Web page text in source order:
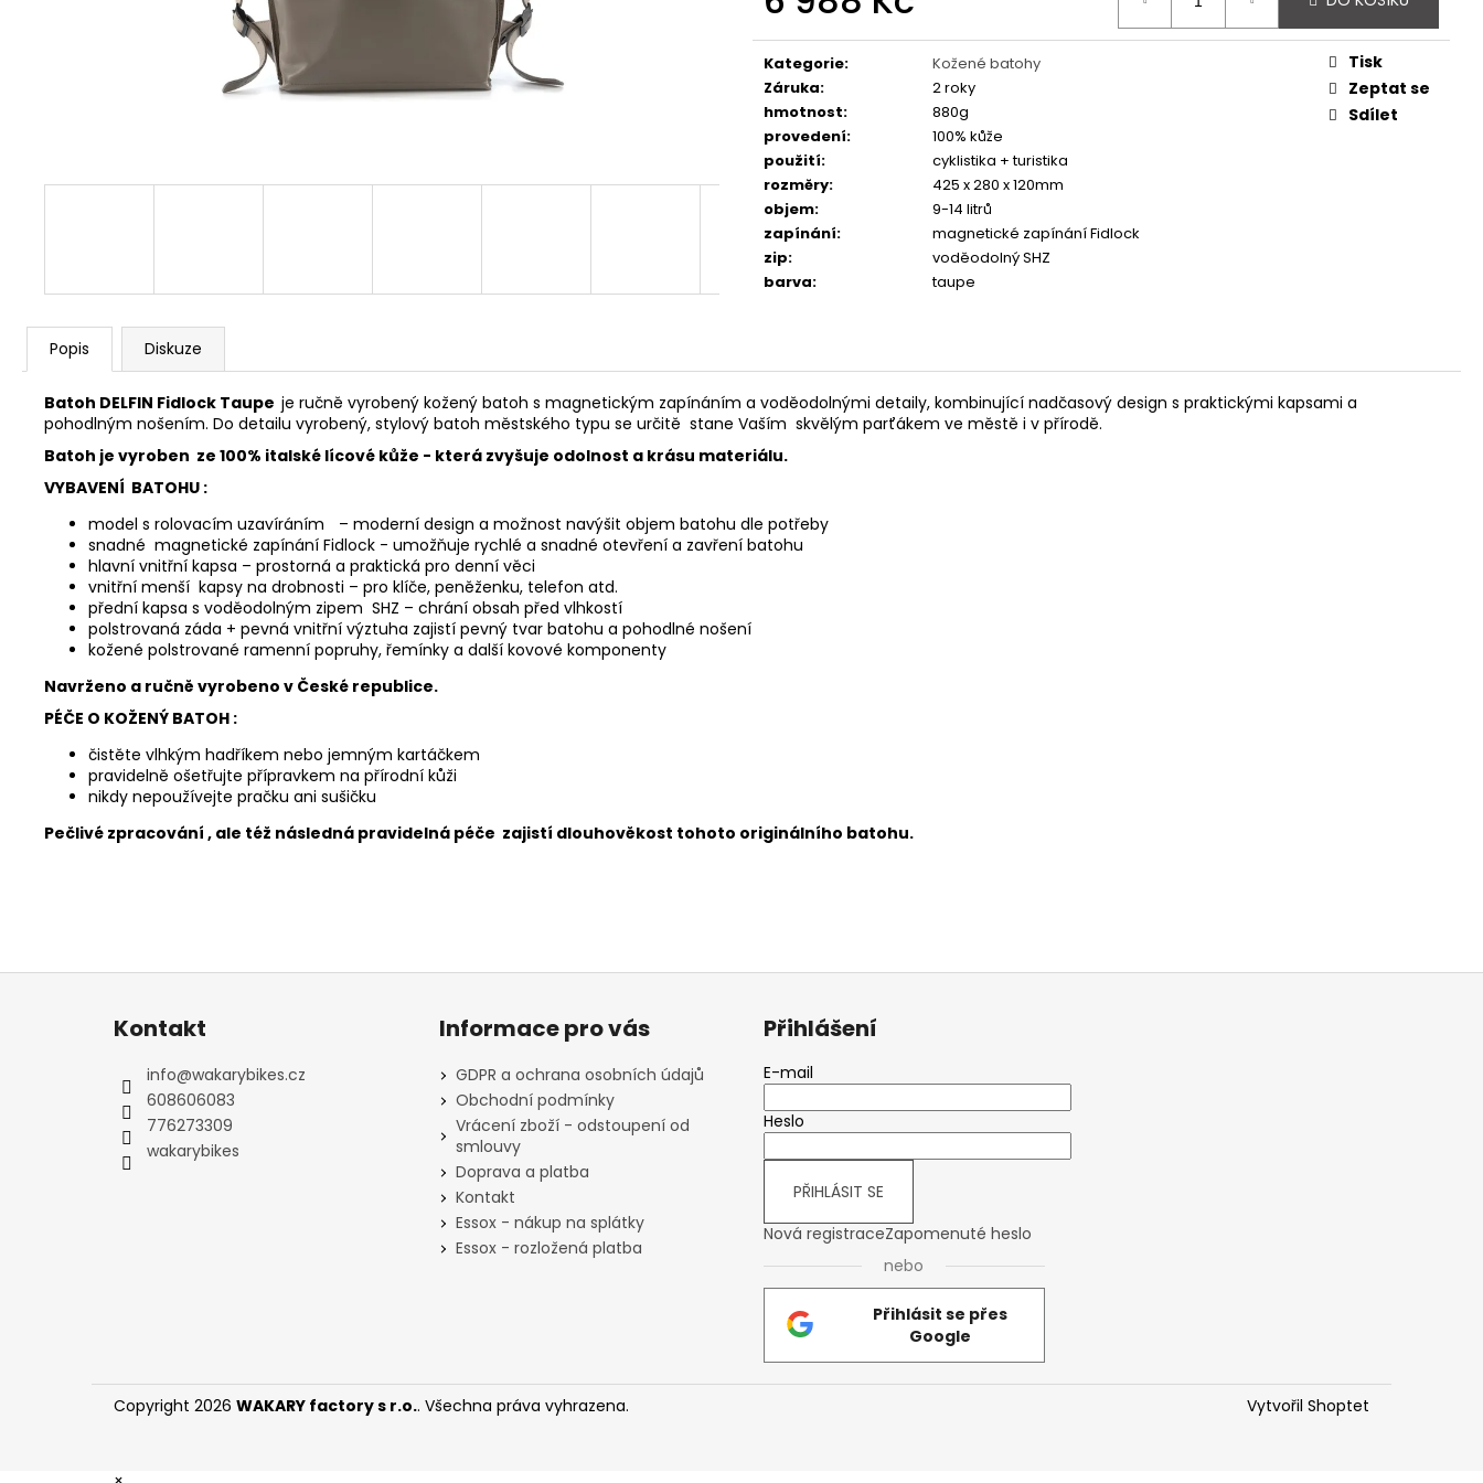
cena:
Kategorie:
Kožené batohy
Záruka:
2 roky
hmotnost:
880g
provedení:
100% kůže
použití:
cyklistika + turistika
rozměry:
425 x 280 x 120mm
objem:
9-14 litrů
zapínání:
magnetické zapínání Fidlock
zip:
voděodolný SHZ
barva: taupe
Tisk
Zeptat se
Sdílet
Popis Diskuze
Batoh DELFIN Fidlock Taupe je ručně vyrobený kožený batoh s magnetickým zapínáním a voděodolnými detaily, kombinující nadčasový design s praktickými kapsami a
pohodlným nošením. Do detailu vyrobený, stylový batoh městského typu se určitě stane Vaším skvělým parťákem ve městě i v přírodě.
Batoh je vyroben ze 100% italské lícové kůže - která zvyšuje odolnost a krásu materiálu.
VYBAVENÍ BATOHU :
model s rolovacím uzavíráním
– moderní design a možnost navýšit objem batohu dle potřeby
snadné magnetické zapínání Fidlock - umožňuje rychlé a snadné otevření a zavření batohu
hlavní vnitřní kapsa – prostorná a praktická pro denní věci
vnitřní menší kapsy na drobnosti – pro klíče, peněženku, telefon atd.
přední kapsa s voděodolným zipem SHZ – chrání obsah před vlhkostí
polstrovaná záda + pevná vnitřní výztuha zajistí pevný tvar batohu a pohodlné nošení
kožené polstrované ramenní popruhy, řemínky a další kovové komponenty
Navrženo a ručně vyrobeno v České republice.
PÉČE O KOŽENÝ BATOH :
čistěte vlhkým hadříkem nebo jemným kartáčkem
pravidelně ošetřujte přípravkem na přírodní kůži
nikdy nepoužívejte pračku ani sušičku
Pečlivé zpracování , ale též následná pravidelná péče zajistí dlouhověkost tohoto originálního batohu.
FAVORIT PÁNSKÝ - REDESIGN SPORT
BIKE BY WAKARY
FAVORIT DÁMSKÝ - REDESIGN URBAN
BIKE BY WAKARY
27 800 Kč
ESKA SKLÁDAČKA - REDESIGN URBAN
19 400 Kč
Z
Kontakt
info@wakarybikes.cz
608606083
776273309
wakarybikes
Informace pro vás
GDPR a ochrana osobních údajů
Obchodní podmínky
Vrácení zboží - odstoupení od
smlouvy
Doprava a platba
Kontakt
Essox - nákup na splátky
Essox - rozložená platba
Přihlášení
E-mail
Heslo
PŘIHLÁSIT SE
Nová registraceZapomenuté heslo
nebo
Přihlásit se přes
Google
Vytvořil Shoptet
Copyright 2026 WAKARY factory s r.o.. Všechna práva vyhrazena.